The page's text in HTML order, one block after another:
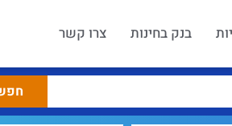
בנק בחינות צרו קשר